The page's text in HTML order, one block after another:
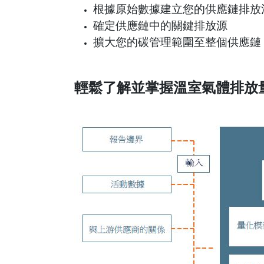
根據原始數據建立您的供應鏈排放
確定供應鏈中的關鍵排放源
擴大您的碳管理範圍至整個供應鏈
輕鬆了解並掌握溫室氣體排放